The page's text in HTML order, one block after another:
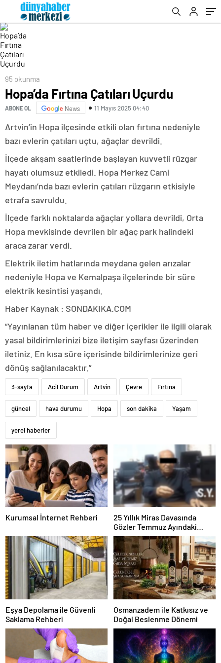
95 okunma
Hopa’da Fırtına Çatıları Uçurdu
ABONE OL News 11 Mayıs 2025 04:40
Artvin’in Hopa ilçesinde etkili olan fırtına nedeniyle
bazı evlerin çatıları uçtu, ağaçlar devrildi.
İlçede akşam saatlerinde başlayan kuvvetli rüzgar
hayatı olumsuz etkiledi. Hopa Merkez Cami
Meydanı’nda bazı evlerin çatıları rüzgarın etkisiyle
etrafa savruldu.
İlçede farklı noktalarda ağaçlar yollara devrildi, Orta
Hopa mevkisinde devrilen bir ağaç park halindeki
araca zarar verdi.
Elektrik iletim hatlarında meydana gelen arızalar
nedeniyle Hopa ve Kemalpaşa ilçelerinde bir süre
elektrik kesintisi yaşandı.
Haber Kaynak : SONDAKIKA.COM
“Yayınlanan tüm haber ve diğer içerikler ile ilgili olarak
yasal bildirimlerinizi bize iletişim sayfası üzerinden
iletiniz. En kısa süre içerisinde bildirimlerinize geri
dönüş sağlanılacaktır.”
3-sayfa Acil Durum Artvin Çevre Fırtına
güncel hava durumu Hopa son dakika Yaşam
yerel haberler
Kurumsal İnternet Rehberi
25 Yıllık Miras Davasında
Gözler Temmuz Ayındaki
Karar Duruşmasına Çevrildi
Eşya Depolama ile Güvenli
Saklama Rehberi
Osmanzadem ile Katkısız ve
Doğal Beslenme Dönemi